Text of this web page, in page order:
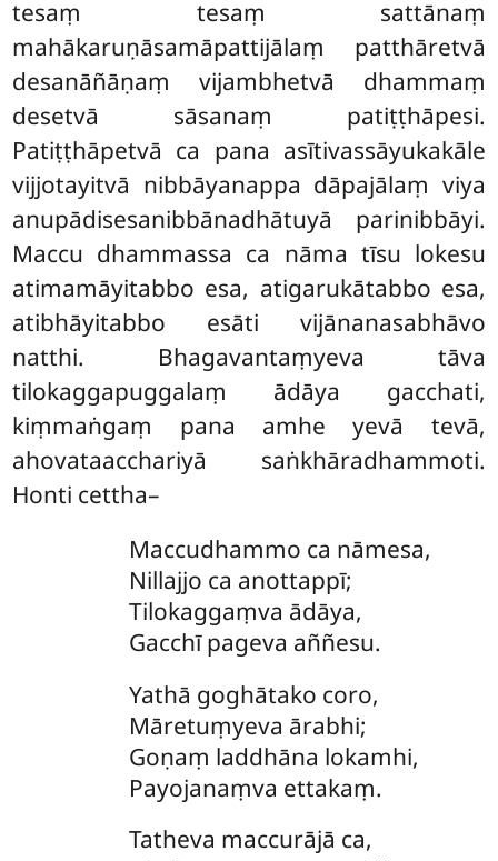
tesaṃ tesaṃ sattānaṃ
mahākaruṇāsamāpattijālaṃ patthāretvā
desanāñāṇaṃ vijambhetvā dhammaṃ
desetvā sāsanaṃ patiṭṭhāpesi.
Patiṭṭhāpetvā ca pana asītivassāyukakāle
vijjotayitvā nibbāyanappa dāpajālaṃ viya
anupādisesanibbānadhātuyā parinibbāyi.
Maccu dhammassa ca nāma tīsu lokesu
atimamāyitabbo esa, atigarukātabbo esa,
atibhāyitabbo esāti vijānanasabhāvo
natthi. Bhagavantaṃyeva tāva
tilokaggapuggalaṃ ādāya gacchati,
kiṃmaṅgaṃ pana amhe yevā tevā,
ahovataacchariyā saṅkhāradhammoti.
Honti cettha–
Maccudhammo ca nāmesa,
Nillajjo ca anottappī;
Tilokaggaṃva ādāya,
Gacchī pageva aññesu.
Yathā goghātako coro,
Māretuṃyeva ārabhi;
Goṇaṃ laddhāna lokamhi,
Payojanaṃva ettakaṃ.
Tatheva maccurājā ca,